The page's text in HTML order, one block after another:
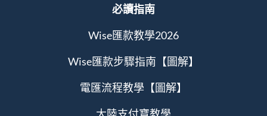
必讀指南
Wise匯款教學2026
Wise匯款步驟指南【圖解】
電匯流程教學【圖解】